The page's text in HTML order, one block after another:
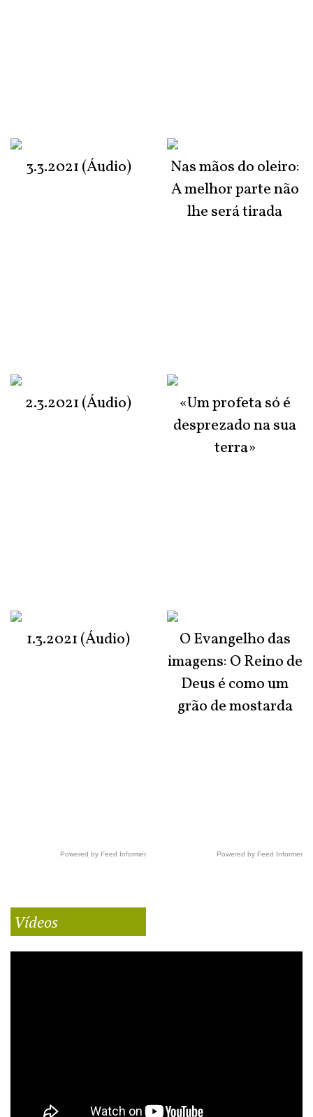
3.3.2021 (Áudio)
2.3.2021 (Áudio)
1.3.2021 (Áudio)
Powered by Feed Informer
Nas mãos do oleiro:
A melhor parte não
lhe será tirada
«Um profeta só é
desprezado na sua
terra»
O Evangelho das
imagens: O Reino de
Deus é como um
grão de mostarda
Powered by Feed Informer
Vídeos